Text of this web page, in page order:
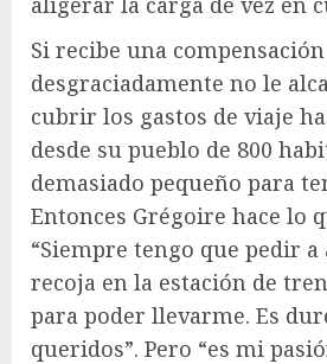
Si recibe una
desgraciadamente no le
cubrir los gastos de viaje
desde su pueblo de 800
demasiado pequeño para
Entonces Grégoire hace lo
“Siempre tengo que pedir
recoja en la estación de
para poder llevarme. Es
queridos”. Pero “es mi